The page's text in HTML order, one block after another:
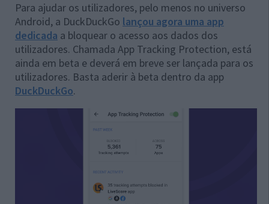
Para ajudar os utilizadores, pelo menos no universo
Android, a DuckDuckGo lançou agora uma app
dedicada a bloquear o acesso aos dados dos
utilizadores. Chamada App Tracking Protection, está
ainda em beta e deverá em breve ser lançada para os
utilizadores. Basta aderir à beta dentro da app
DuckDuckGo.